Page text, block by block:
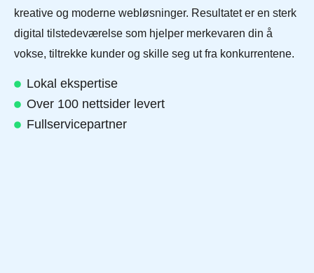
kreative og moderne webløsninger. Resultatet er en sterk
digital tilstedeværelse som hjelper merkevaren din å
vokse, tiltrekke kunder og skille seg ut fra konkurrentene.
Lokal ekspertise
Over 100 nettsider levert
Fullservicepartner